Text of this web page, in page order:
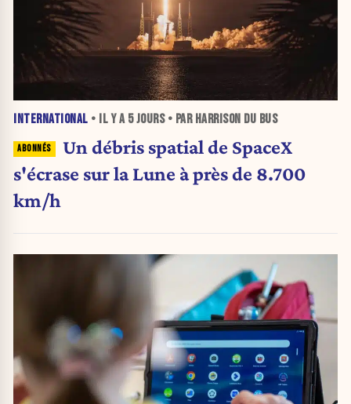
INTERNATIONAL • IL Y A 5 JOURS• PAR HARRISON DU BUS
Un débris spatial de SpaceX
s'écrase sur la Lune à près de 8.700
km/h